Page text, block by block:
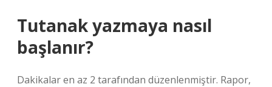
Tutanak yazmaya nasıl
başlanır?
Dakikalar en az 2 tarafından düzenlenmiştir. Rapor,